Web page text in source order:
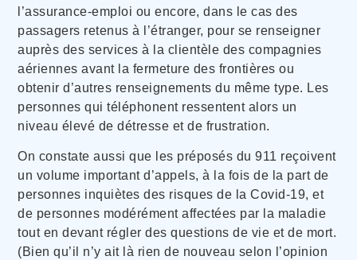
l’assurance-emploi ou encore, dans le cas des
passagers retenus à l’étranger, pour se renseigner
auprès des services à la clientèle des compagnies
aériennes avant la fermeture des frontières ou
obtenir d’autres renseignements du même type. Les
personnes qui téléphonent ressentent alors un
niveau élevé de détresse et de frustration.
On constate aussi que les préposés du 911 reçoivent
un volume important d’appels, à la fois de la part de
personnes inquiètes des risques de la Covid-19, et
de personnes modérément affectées par la maladie
tout en devant régler des questions de vie et de mort.
(Bien qu’il n’y ait là rien de nouveau selon l’opinion